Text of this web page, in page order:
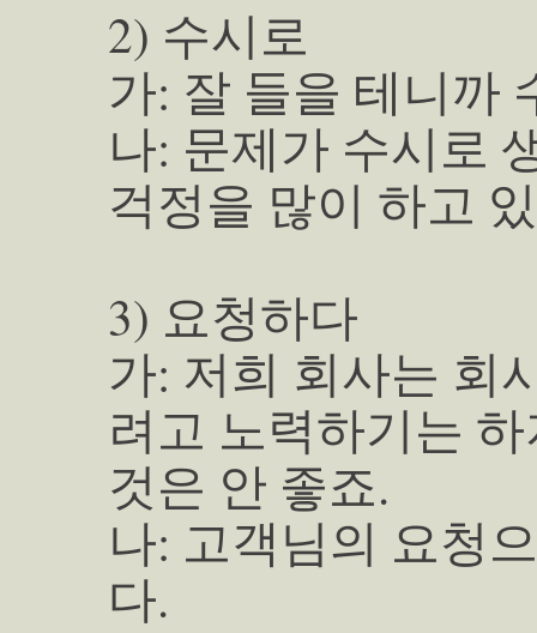
2) 수시로
가: 잘 들을 테니까
나: 문제가 수시로
걱정을 많이 하고
3) 요청하다
가: 저희 회사는 회
려고 노력하기는
것은 안 좋죠.
나: 고객님의 요청
다.